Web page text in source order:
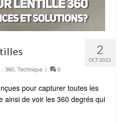
2
OCT 2022
: 360 Technique | 0
pour capturer toutes les
ainsi de voir les 360 degrés qui